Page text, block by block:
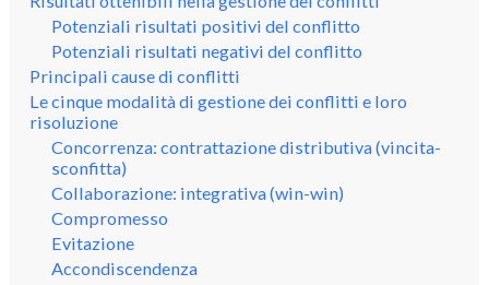
Potenziali risultati positivi del conflitto
Potenziali risultati negativi del conflitto
Principali cause di conflitti
Le cinque modalità di gestione dei conflitti e loro
risoluzione
Concorrenza: contrattazione distributiva (vincita-
sconfitta)
Collaborazione: integrativa (win-win)
Compromesso
Evitazione
Accondiscendenza